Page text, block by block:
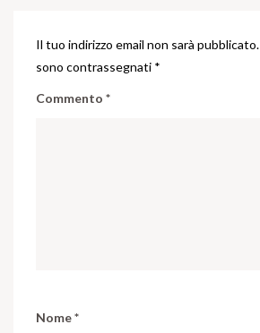
Il tuo indirizzo email non sarà pubblicato.
sono contrassegnati *
Commento *
Nome*